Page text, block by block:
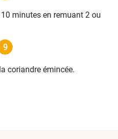
minutes en remuant 2 ou
9
coriandre émincée.